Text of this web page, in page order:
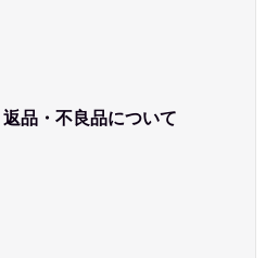
返品・不良品について